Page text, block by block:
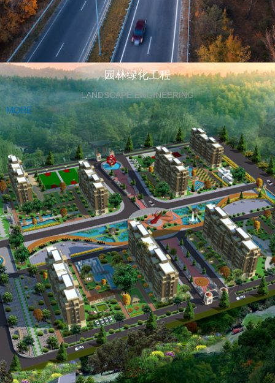
园林绿化工程
LANDSCAPE ENGINEERING
MORE